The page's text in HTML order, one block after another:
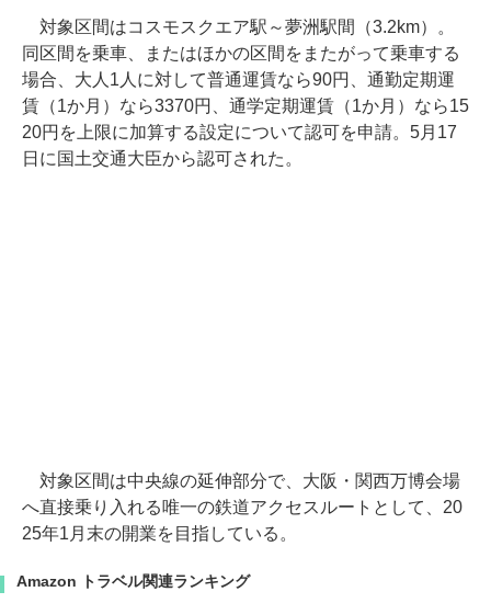
対象区間はコスモスクエア駅～夢洲駅間（3.2km）。
同区間を乗車、またはほかの区間をまたがって乗車する
場合、大人1人に対して普通運賃なら90円、通勤定期運
賃（1か月）なら3370円、通学定期運賃（1か月）なら15
20円を上限に加算する設定について認可を申請。5月17
日に国土交通大臣から認可された。
対象区間は中央線の延伸部分で、大阪・関西万博会場
へ直接乗り入れる唯一の鉄道アクセスルートとして、20
25年1月末の開業を目指している。
Amazon トラベル関連ランキング